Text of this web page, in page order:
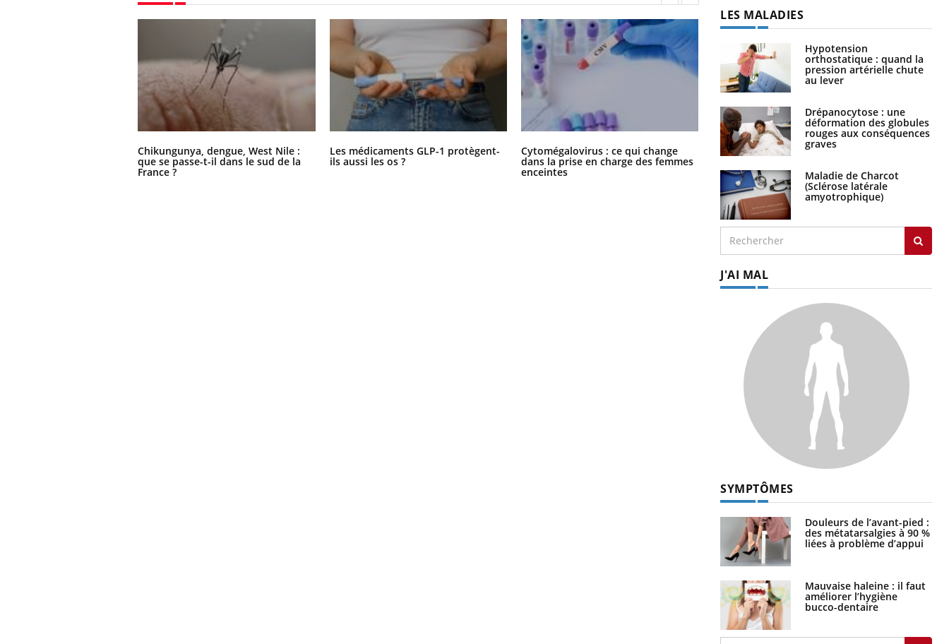
Chikungunya, dengue, West Nile :
que se passe-t-il dans le sud de la
France ?
Les médicaments GLP-1 protègent-
ils aussi les os ?
Cytomégalovirus : ce qui change
dans la prise en charge des femmes
enceintes
La sieste empêche-t-elle de dormir
la nuit ?
LES MALADIES
Hypotension
orthostatique : quand la
pression artérielle chute
au lever
Drépanocytose : une
déformation des globules
rouges aux conséquences
graves
Maladie de Charcot
(Sclérose latérale
amyotrophique)
J'AI MAL
SYMPTÔMES
Douleurs de l’avant-pied :
des métatarsalgies à 90 %
liées à problème d’appui
Mauvaise haleine : il faut
améliorer l’hygiène
bucco-dentaire